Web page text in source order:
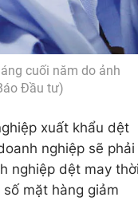
cuối năm do ảnh
Đầu tư)
xuất khẩu dệt
nghiệp sẽ phải
nghiệp dệt may
mặt hàng giảm